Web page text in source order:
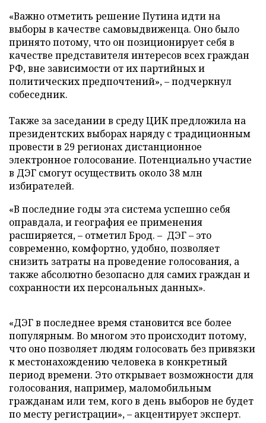
«Важно отметить решение Путина идти на
выборы в качестве самовыдвиженца. Оно было
принято потому, что он позиционирует себя в
качестве представителя интересов всех граждан
РФ, вне зависимости от их партийных и
политических предпочтений», – подчеркнул
собеседник.
Также за заседании в среду ЦИК предложила на
президентских выборах наряду с традиционным
провести в 29 регионах дистанционное
электронное голосование. Потенциально участие
в ДЭГ смогут осуществить около 38 млн
избирателей.
«В последние годы эта система успешно себя
оправдала, и география ее применения
расширяется, – отметил Брод. – ДЭГ – это
современно, комфортно, удобно, позволяет
снизить затраты на проведение голосования, а
также абсолютно безопасно для самих граждан и
сохранности их персональных данных».
«ДЭГ в последнее время становится все более
популярным. Во многом это происходит потому,
что оно позволяет людям голосовать без привязки
к местонахождению человека в конкретный
период времени. Это открывает возможности для
голосования, например, маломобильным
гражданам или тем, кого в день выборов не будет
по месту регистрации», – акцентирует эксперт.